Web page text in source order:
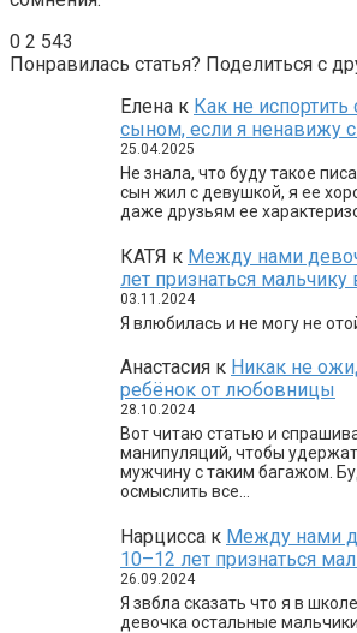
0 2 543
Понравилась статья? Поделиться с
Елена к Как не
сыном, если я ненавижу
25.04.2025
Не знала, что буду такое
сын жил с девушкой, я ее
даже друзьям ее
КАТЯ к Между нами
лет признаться
03.11.2024
Я влюбилась и не могу не
Анастасия к Никак не
ребёнок от любовницы
28.10.2024
Вот читаю статью и
манипуляций, чтобы
мужчину с таким багажом.
осмыслить все…
Нарцисса к Между нами
10–12 лет признаться
26.09.2024
Я звбла сказать что я в
девочка остальные